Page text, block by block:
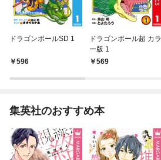
ドラゴンボールSD 1
596
ドラゴンボール超 カラ
ー版 1
569
集英社のおすすめ本